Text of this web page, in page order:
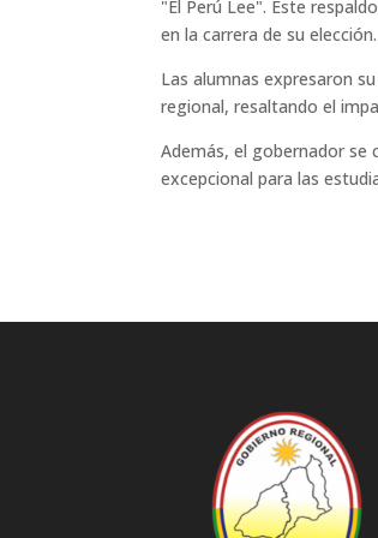
"El Perú Lee". Este
en la carrera de su elección.
Las alumnas expresaron
regional, resaltando el
Además, el gobernador se
excepcional para las